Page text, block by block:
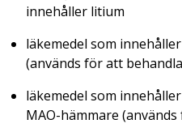
innehåller litium
läkemedel som
(används för att
läkemedel som
MAO-hämmare